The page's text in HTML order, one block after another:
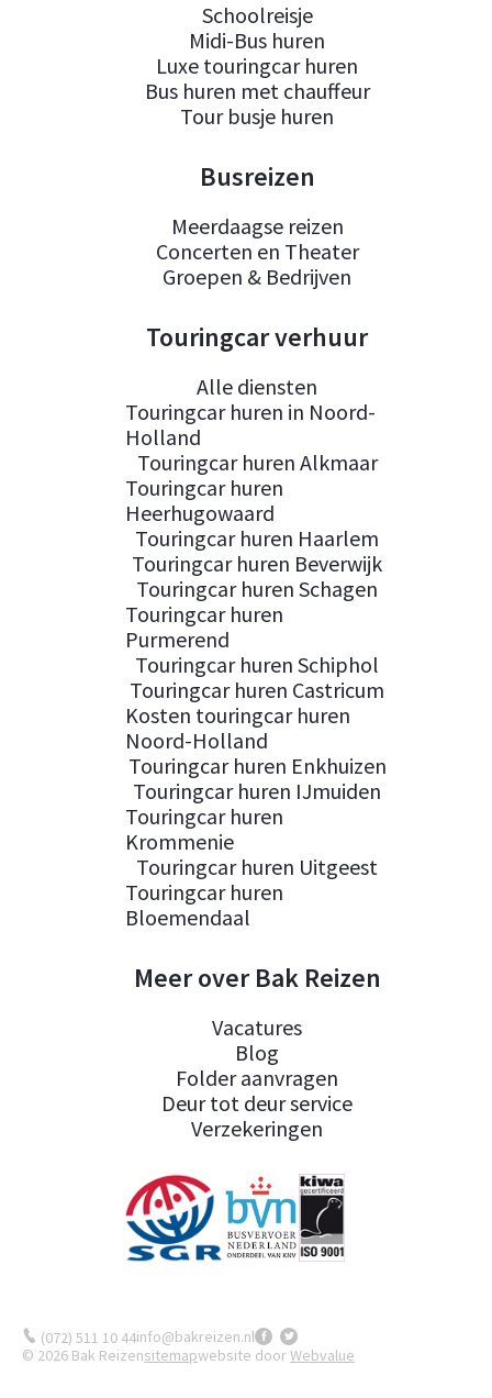
Schoolreisje
Midi-Bus huren
Luxe touringcar huren
Bus huren met chauffeur
Tour busje huren
Busreizen
Meerdaagse reizen
Concerten en Theater
Groepen & Bedrijven
Touringcar verhuur
Alle diensten
Touringcar huren in Noord-
Holland
Touringcar huren Alkmaar
Touringcar huren
Heerhugowaard
Touringcar huren Haarlem
Touringcar huren Beverwijk
Touringcar huren Schagen
Touringcar huren
Purmerend
Touringcar huren Schiphol
Touringcar huren Castricum
Kosten touringcar huren
Noord-Holland
Touringcar huren Enkhuizen
Touringcar huren IJmuiden
Touringcar huren
Krommenie
Touringcar huren Uitgeest
Touringcar huren
Bloemendaal
Meer over Bak Reizen
Vacatures
Blog
Folder aanvragen
Deur tot deur service
Verzekeringen
(072) 511 10 44info@bakreizen.nl
© 2026 Bak Reizensitemapwebsite doorWebvalue